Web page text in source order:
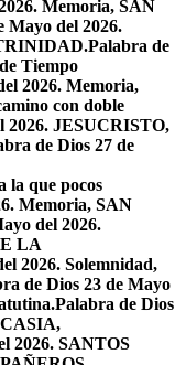
Memoria, SAN
Mayo del 2026.
Palabra de
Tiempo
2026. Memoria,
con doble
2026. JESUCRISTO,
de Dios 27 de
la que pocos
Memoria, SAN
del 2026.
LA
2026. Solemnidad,
de Dios 23 de Mayo
Palabra de Dios
2026. SANTOS